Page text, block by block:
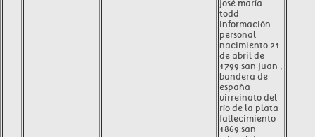
josé maría
todd
información
personal
nacimiento 21
de abril de
1799 san juan ,
bandera de
españa
virreinato del
río de la plata
fallecimiento
1869 san